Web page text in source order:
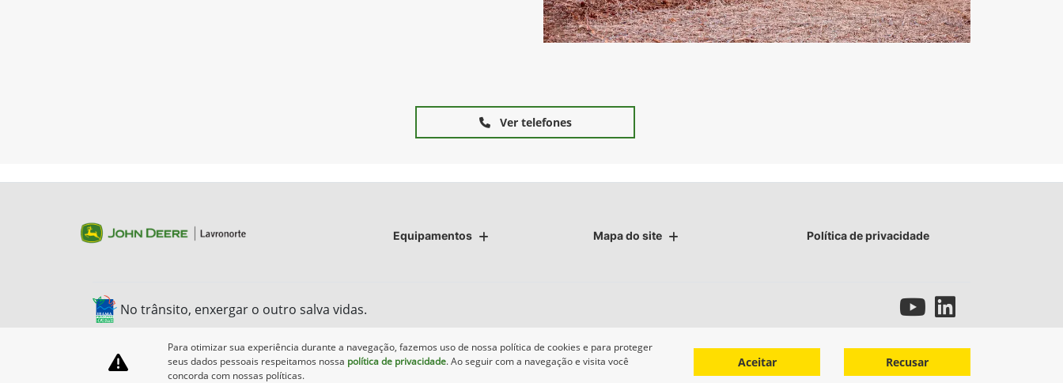
Ver telefones
Equipamentos Mapa do site Política de privacidade
No trânsito, enxergar o outro salva vidas.
Para otimizar sua experiência durante a navegação, fazemos uso de nossa política de cookies e para proteger
seus dados pessoais respeitamos nossa política de privacidade. Ao seguir com a navegação e visita você
concorda com nossas políticas.
Aceitar Recusar